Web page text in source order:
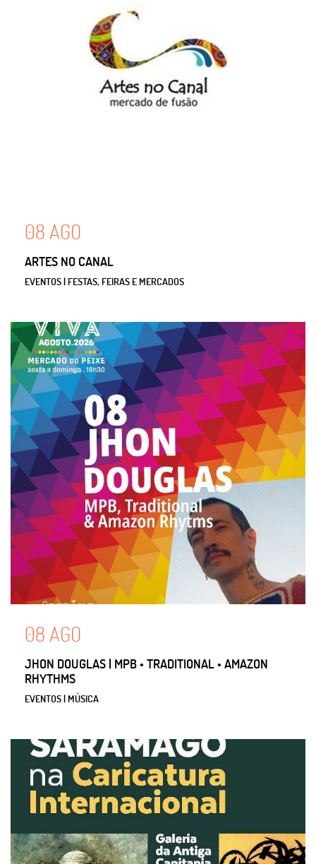
08 AGO
ARTES NO CANAL
EVENTOS | FESTAS, FEIRAS E MERCADOS
08 AGO
JHON DOUGLAS | MPB • TRADITIONAL • AMAZON
RHYTHMS
EVENTOS | MÚSICA